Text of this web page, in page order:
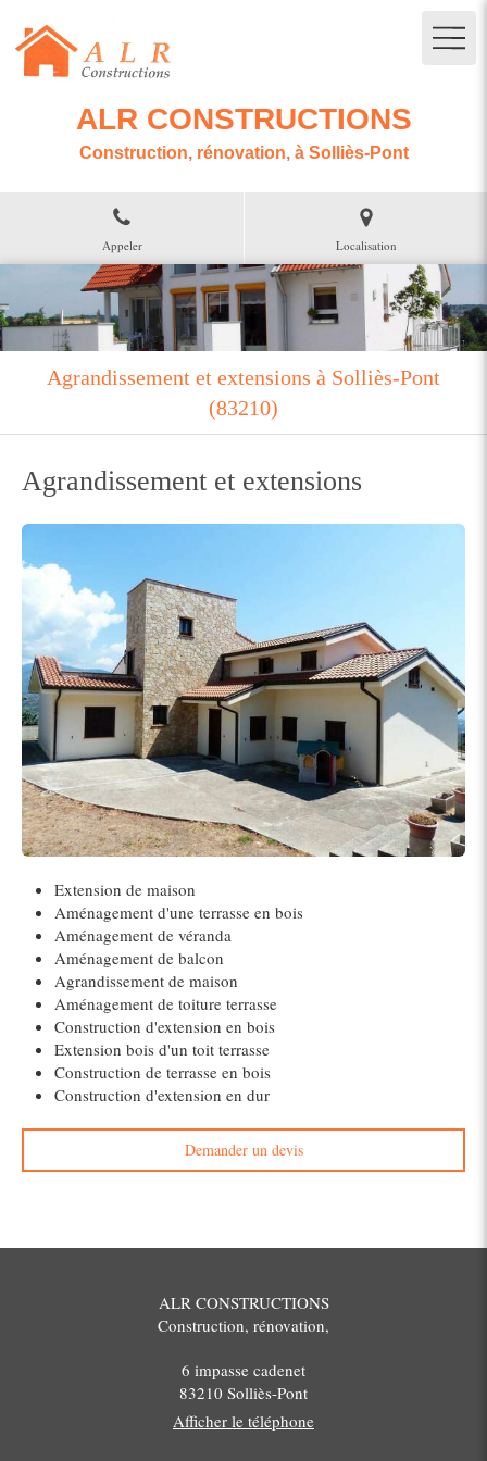
ALR CONSTRUCTIONS
Construction, rénovation, à Solliès-Pont
Appeler Localisation
Agrandissement et extensions à Solliès-Pont
(83210)
Agrandissement et extensions
Extension de maison
Aménagement d'une terrasse en bois
Aménagement de véranda
Aménagement de balcon
Agrandissement de maison
Aménagement de toiture terrasse
Construction d'extension en bois
Extension bois d'un toit terrasse
Construction de terrasse en bois
Construction d'extension en dur
Demander un devis
ALR CONSTRUCTIONS
Construction, rénovation,
6 impasse cadenet
83210 Solliès-Pont
Afficher le téléphone